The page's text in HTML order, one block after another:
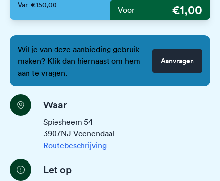
Van €150,00 Voor €1,00
Wil je van deze aanbieding gebruik
maken? Klik dan hiernaast om hem
aan te vragen.
Aanvragen
Waar
Spiesheem 54
3907NJ Veenendaal
Routebeschrijving
Let op